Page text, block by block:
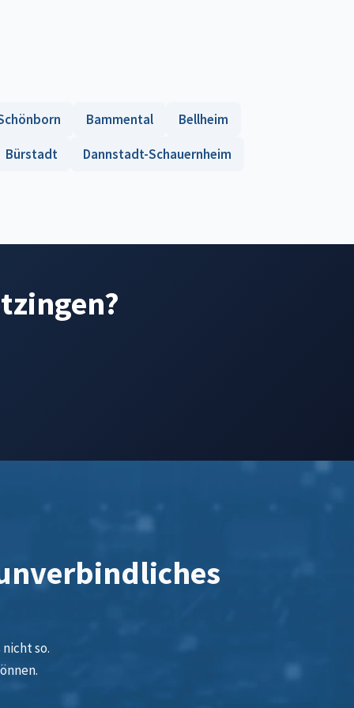
Bammental
Bellheim
Bürstadt
Dannstadt-Schauernheim
so.